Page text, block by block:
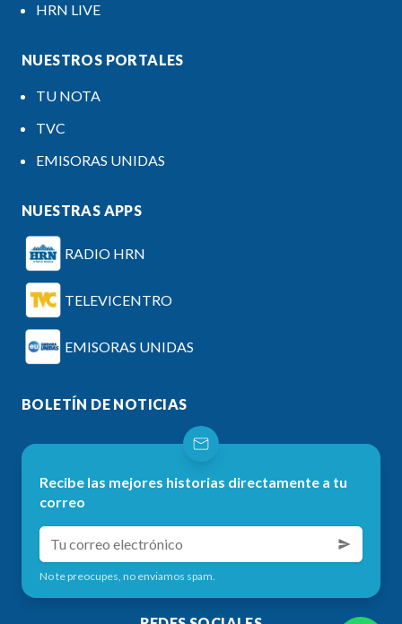
HRN LIVE
NUESTROS PORTALES
TU NOTA
TVC
EMISORAS UNIDAS
NUESTRAS APPS
RADIO HRN
TELEVICENTRO
EMISORAS UNIDAS
BOLETÍN DE NOTICIAS
Recibe las mejores historias directamente a tu
correo
No te preocupes, no enviamos spam.